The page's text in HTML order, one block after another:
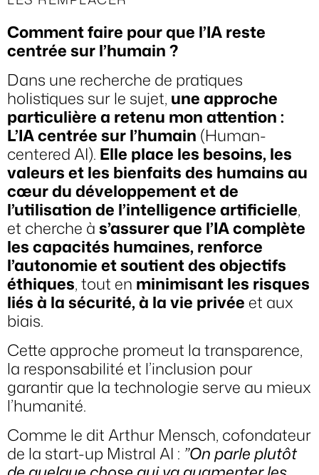
Comment faire pour que l’IA reste
centrée sur l’humain ?
Dans une recherche de pratiques
holistiques sur le sujet, une approche
particulière a retenu mon attention :
L’IA centrée sur l’humain (Human-
centered AI). Elle place les besoins, les
valeurs et les bienfaits des humains au
cœur du développement et de
l’utilisation de l’intelligence artificielle,
et cherche às’assurer que l’IA complète
les capacités humaines, renforce
l’autonomie et soutient des objectifs
éthiques, tout en minimisant les risques
liés à la sécurité, à la vie privée et aux
biais.
Cette approche promeut la transparence,
la responsabilité et l’inclusion pour
garantir que la technologie serve au mieux
l’humanité.
Comme le ditArthur Mensch, cofondateur
de la start-up Mistral AI : ”On parle plutôt